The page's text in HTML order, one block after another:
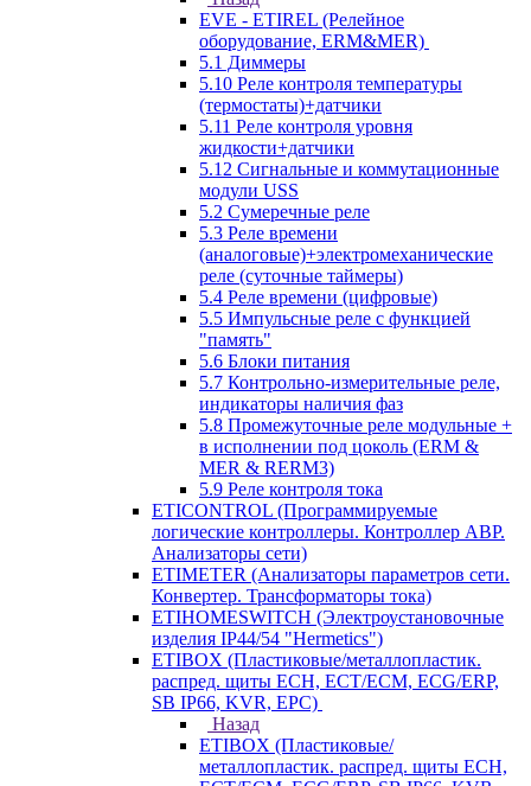
EVE - ETIREL (Релейное
оборудование, ERM&MER)
5.1 Диммеры
5.10 Реле контроля температуры
(термостаты)+датчики
5.11 Реле контроля уровня
жидкости+датчики
5.12 Сигнальные и коммутационные
модули USS
5.2 Сумеречные реле
5.3 Реле времени
(аналоговые)+электромеханические
реле (суточные таймеры)
5.4 Реле времени (цифровые)
5.5 Импульсные реле с функцией
"память"
5.6 Блоки питания
5.7 Контрольно-измерительные реле,
индикаторы наличия фаз
5.8 Промежуточные реле модульные +
в исполнении под цоколь (ERM &
MER & RERM3)
5.9 Реле контроля тока
ETICONTROL (Программируемые
логические контроллеры. Контроллер АВР.
Анализаторы сети)
ETIMETER (Анализаторы параметров сети.
Конвертер. Трансформаторы тока)
ETIHOMESWITCH (Электроустановочные
изделия IP44/54 "Hermetics")
ETIBOX (Пластиковые/металлопластик.
распред. щиты ECH, ECT/ECM, ECG/ERP,
SB IP66, KVR, EPC)
Назад
ETIBOX (Пластиковые/
металлопластик. распред. щиты ECH,